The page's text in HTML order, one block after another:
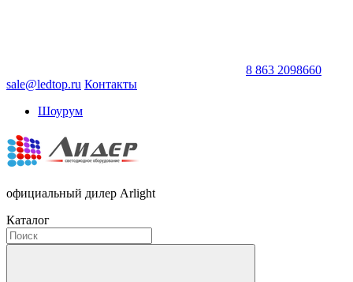
8 863 2098660
sale@ledtop.ru Контакты
Шоурум
официальный дилер Arlight
Каталог